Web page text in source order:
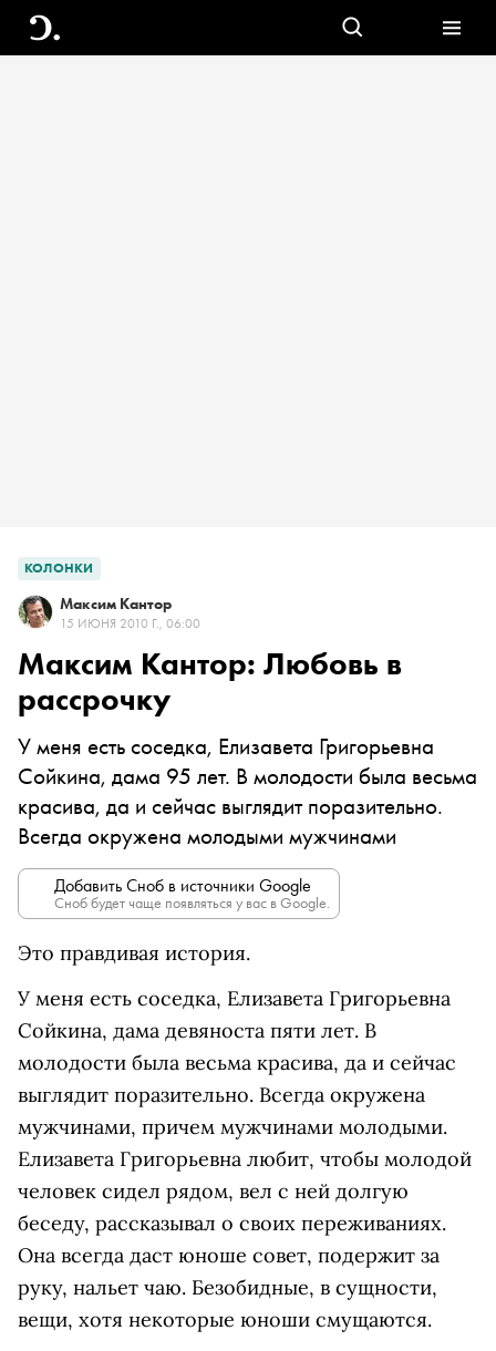
КОЛОНКИ
Максим Кантор
15 ИЮНЯ 2010 Г., 06:00
Максим Кантор: Любовь в
рассрочку
У меня есть соседка, Елизавета Григорьевна
Сойкина, дама 95 лет. В молодости была весьма
красива, да и сейчас выглядит поразительно.
Всегда окружена молодыми мужчинами
Добавить Сноб в источники Google
Сноб будет чаще появляться у вас в Google.
Это правдивая история.
У меня есть соседка, Елизавета Григорьевна
Сойкина, дама девяноста пяти лет. В
молодости была весьма красива, да и сейчас
выглядит поразительно. Всегда окружена
мужчинами, причем мужчинами молодыми.
Елизавета Григорьевна любит, чтобы молодой
человек сидел рядом, вел с ней долгую
беседу, рассказывал о своих переживаниях.
Она всегда даст юноше совет, подержит за
руку, нальет чаю. Безобидные, в сущности,
вещи, хотя некоторые юноши смущаются.